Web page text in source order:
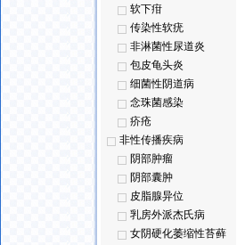
软下疳
传染性软疣
非淋菌性尿道炎
包皮龟头炎
细菌性阴道病
念珠菌感染
疥疮
非性传播疾病
阴部肿瘤
阴部囊肿
皮脂腺异位
乳房外派杰氏病
女阴硬化萎缩性苔藓